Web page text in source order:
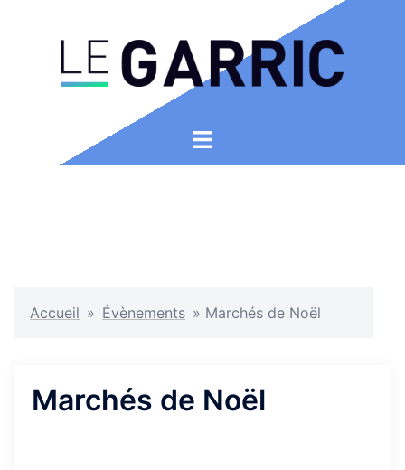
Ouvrir/fermer
Accueil » Évènements » Marchés de Noël
Marchés de Noël